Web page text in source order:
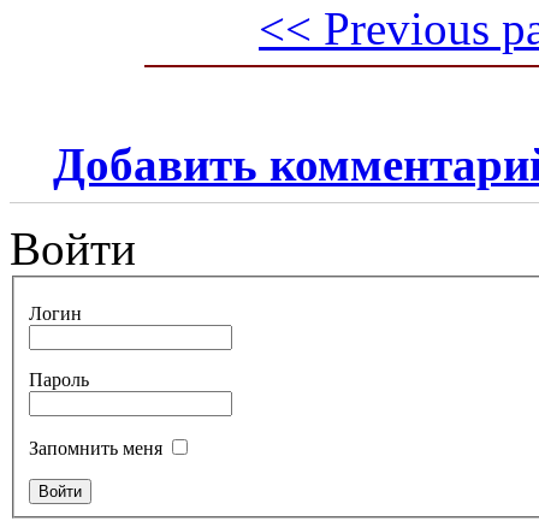
<< Previous
Добавить
Войти
Логин
Пароль
Запомнить меня